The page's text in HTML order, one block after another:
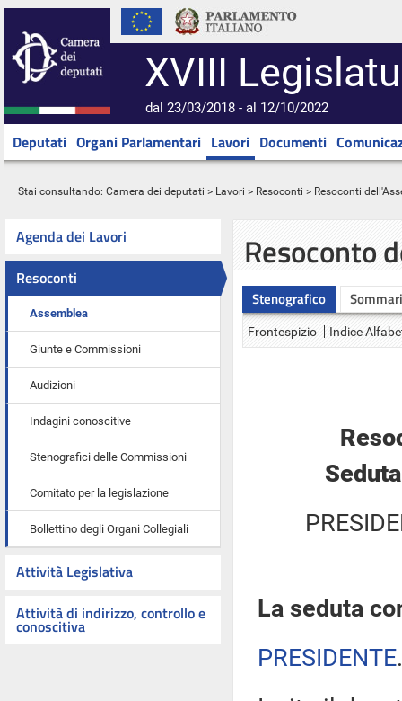
XVIII
dal 23/03/2018 - al 12/10/2022
Deputati Organi Parlamentari Lavori Documenti
Stai consultando: Camera dei deputati > Lavori > Resoconti > Resoconti
Agenda dei Lavori
Resoconti
Assemblea
Giunte e Commissioni
Audizioni
Indagini conoscitive
Stenografici delle Commissioni
Comitato per la legislazione
Bollettino degli Organi Collegiali
Attività Legislativa
Attività di indirizzo, controllo e
conoscitiva
Resoconto
Stenografico
Frontespizio Indice
La seduta
PRESIDENTE